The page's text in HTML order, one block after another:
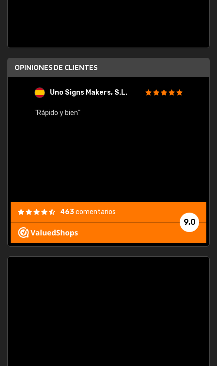
OPINIONES DE CLIENTES
Uno Signs Makers, S.L.
"Rápido y bien"
9,0
463comentarios